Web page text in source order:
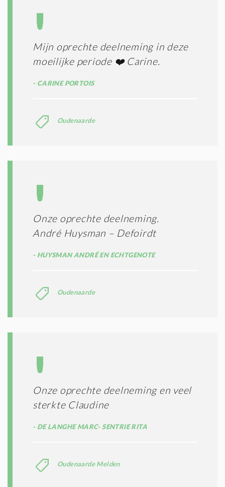
Mijn oprechte deelneming in deze
moeilijke periode ❤️ Carine.
CARINE PORTOIS
Oudenaarde
Onze oprechte deelneming.
André Huysman – Defoirdt
HUYSMAN ANDRÉ EN ECHTGENOTE
Oudenaarde
Onze oprechte deelneming en veel
sterkte Claudine
DE LANGHE MARC- SENTRIE RITA
Oudenaarde Melden